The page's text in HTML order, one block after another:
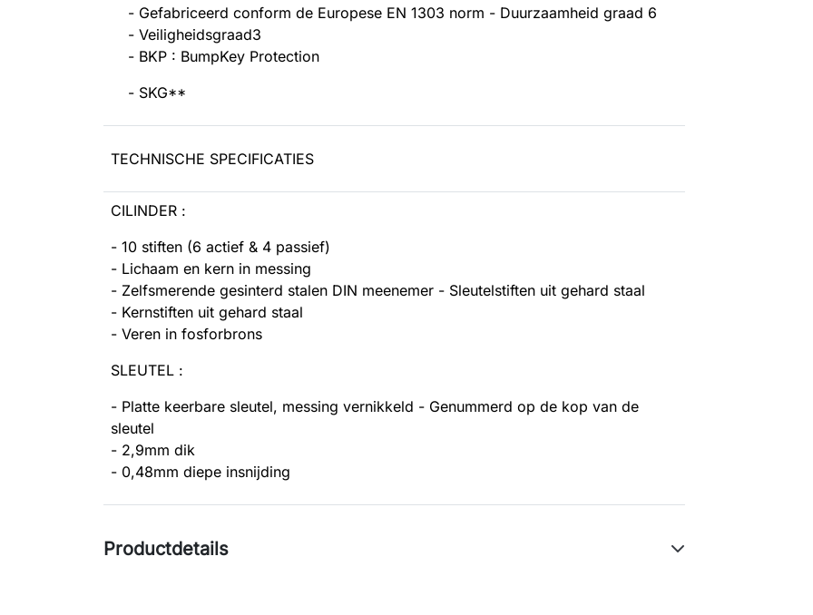
- Gefabriceerd conform de Europese EN 1303 norm - Duurzaamheid graad 6
- Veiligheidsgraad3
- BKP : BumpKey Protection
- SKG**
TECHNISCHE SPECIFICATIES
CILINDER :
- 10 stiften (6 actief & 4 passief)
- Lichaam en kern in messing
- Zelfsmerende gesinterd stalen DIN meenemer - Sleutelstiften uit gehard staal
- Kernstiften uit gehard staal
- Veren in fosforbrons
SLEUTEL :
- Platte keerbare sleutel, messing vernikkeld - Genummerd op de kop van de
sleutel
- 2,9mm dik
- 0,48mm diepe insnijding
Productdetails